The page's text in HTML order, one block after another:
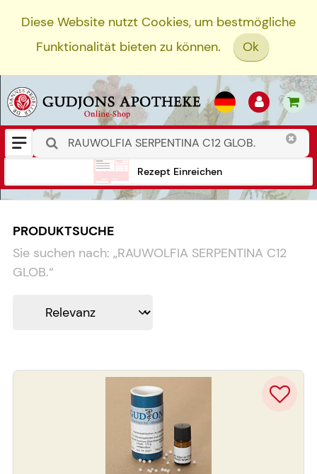
Diese Website nutzt Cookies, um bestmögliche
Funktionalität bieten zu können.
Ok
Rezept Einreichen
PRODUKTSUCHE
Sie suchen nach: „RAUWOLFIA SERPENTINA C12
GLOB.“